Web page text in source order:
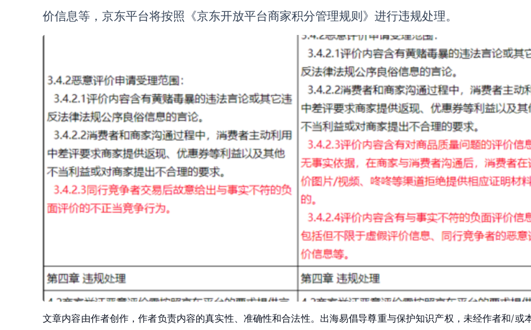
价信息等，京东平台将按照《京东开放平台商家积分管理规则》进行违规处理。
文章内容由作者创作，作者负责内容的真实性、准确性和合法性。出海易倡导尊重与保护知识产权，未经作者和/或